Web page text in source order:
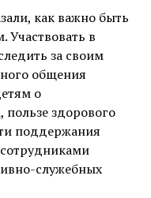
как важно быть
в
за своим
общения
о
здорового
поддержания
служебных